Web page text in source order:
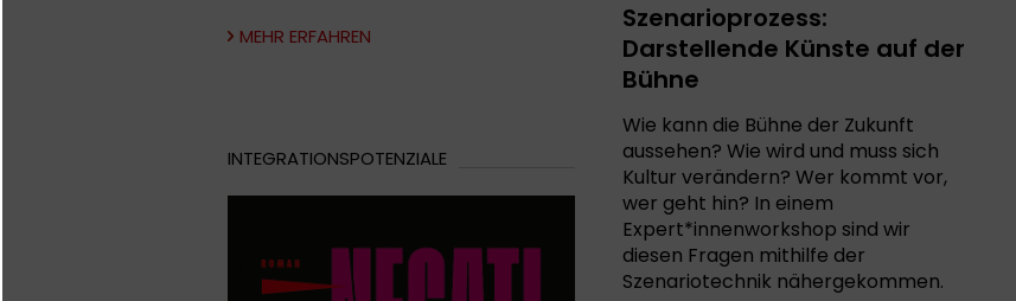
MEHR ERFAHREN
Szenarioprozess:
Darstellende Künste auf der
Bühne
Wie kann die Bühne der Zukunft
aussehen? Wie wird und muss sich
Kultur verändern? Wer kommt vor,
wer geht hin? In einem
Expert*innenworkshop sind wir
diesen Fragen mithilfe der
Szenariotechnik nähergekommen.
INTEGRATIONSPOTENZIALE